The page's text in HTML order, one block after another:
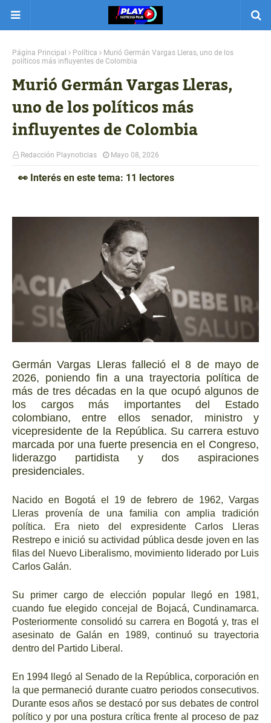
Página Principal Política
Murió Germán Vargas Lleras, uno de los
políticos más influyentes de Colombia
Murió Germán Vargas Lleras,
uno de los políticos más
influyentes de Colombia
Redacción Playnoticias Mayo 08, 2026
👀 Interés en este tema: 11 lectores
Germán Vargas Lleras falleció el 8 de mayo de
2026, poniendo fin a una trayectoria política de
más de tres décadas en la que ocupó algunos de
los cargos más importantes del Estado
colombiano, entre ellos senador, ministro y
vicepresidente de la República. Su carrera estuvo
marcada por una fuerte presencia en el Congreso,
liderazgo partidista y dos aspiraciones
presidenciales.
Nacido en Bogotá el 19 de febrero de 1962, Vargas
Lleras provenía de una familia con amplia tradición
política. Era nieto del expresidente Carlos Lleras
Restrepo e inició su actividad pública desde joven en las
filas del Nuevo Liberalismo, movimiento liderado por Luis
Carlos Galán.
Su primer cargo de elección popular llegó en 1981,
cuando fue elegido concejal de Bojacá, Cundinamarca.
Posteriormente consolidó su carrera en Bogotá y, tras el
asesinato de Galán en 1989, continuó su trayectoria
dentro del Partido Liberal.
En 1994 llegó al Senado de la República, corporación en
la que permaneció durante cuatro periodos consecutivos.
Durante esos años se destacó por sus debates de control
político y por una postura crítica frente al proceso de paz